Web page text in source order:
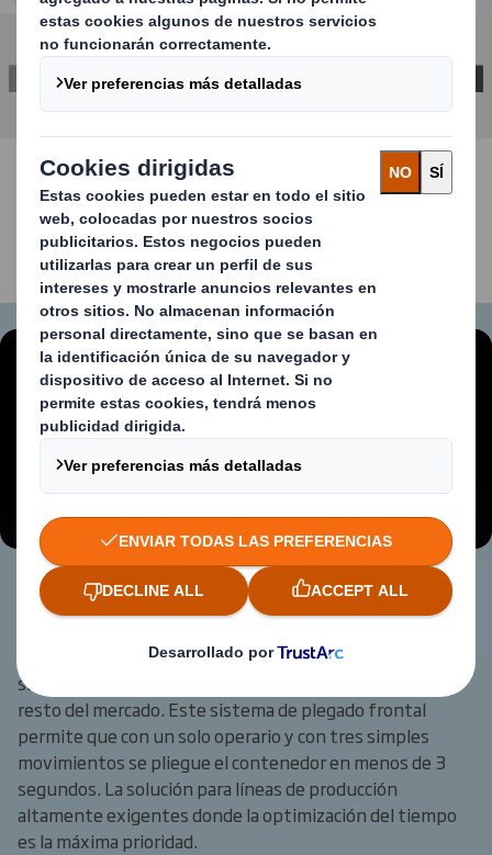
CONTACTA CON NOSOTROS
Contenido bloqueado
Para ver este vídeo, debes aceptar las cookies
Tecnipack® V3
Nueva versión de Tecnipack® equipado con un nuevo
sistema de plegado ultrarrápido que lo diferencia del
resto del mercado. Este sistema de plegado frontal
permite que con un solo operario y con tres simples
movimientos se pliegue el contenedor en menos de 3
segundos. La solución para líneas de producción
altamente exigentes donde la optimización del tiempo
es la máxima prioridad.